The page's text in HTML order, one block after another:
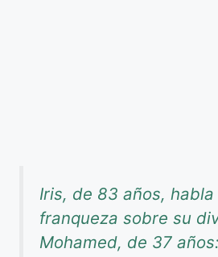
Iris, de 83 años, habla
franqueza sobre su
Mohamed, de 37